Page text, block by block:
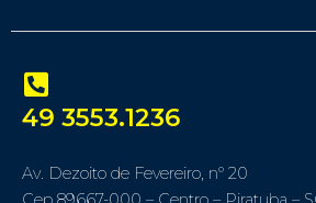
49 3553.1236
Av. Dezoito de Fevereiro, nº 20